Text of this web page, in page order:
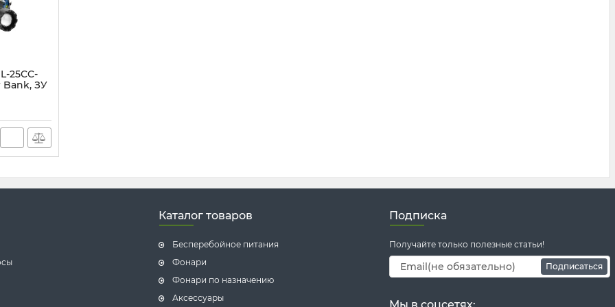
25CC-
Bank, ЗУ
Каталог товаров
Бесперебойное питания
Фонари
Фонари по назначению
Аксессуары
Подписка
Получайте только полезные статьи!
Подписаться